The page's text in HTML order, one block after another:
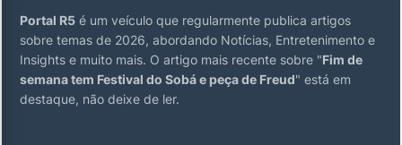
Portal R5 é um veículo que regularmente publica artigos
sobre temas de 2026, abordando Notícias, Entretenimento e
Insights e muito mais. O artigo mais recente sobre "Fim de
semana tem Festival do Sobá e peça de Freud" está em
destaque, não deixe de ler.